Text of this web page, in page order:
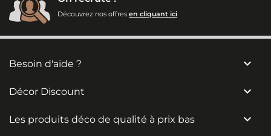
Découvrez nos offres en cliquant ici
Besoin d'aide ? 
Décor Discount 
Les produits déco de qualité à prix bas 